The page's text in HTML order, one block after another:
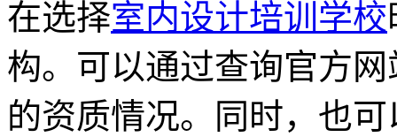
在选择室内设计培训学校
构。可以通过查询官方
的资质情况。同时，也